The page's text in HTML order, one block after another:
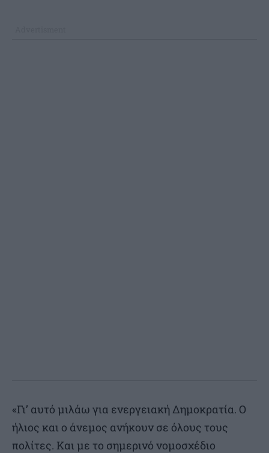
«Γι’ αυτό μιλάω για ενεργειακή Δημοκρατία. Ο
ήλιος και ο άνεμος ανήκουν σε όλους τους
πολίτες. Και με το σημερινό νομοσχέδιο